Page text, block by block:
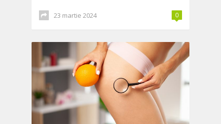
23 martie 2024 0